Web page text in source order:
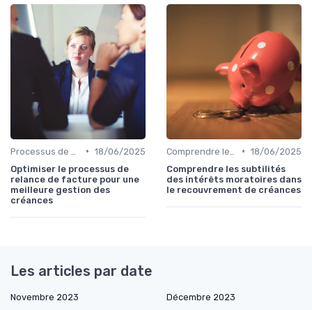
• 18/06/2025
Optimiser le processus de
relance de facture pour une
meilleure gestion des
créances
• 18/06/2025
Comprendre les subtilités
des intérêts moratoires dans
le recouvrement de créances
Les articles par date
Novembre 2023
Décembre 2023